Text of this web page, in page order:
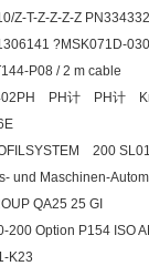
Z-T-Z-Z-Z-Z
?MSK071D-
P08 / 2 m cable
PH计 PH计
und Maschinen-
QA25 25 GI
200 Option P154 ISO
K23